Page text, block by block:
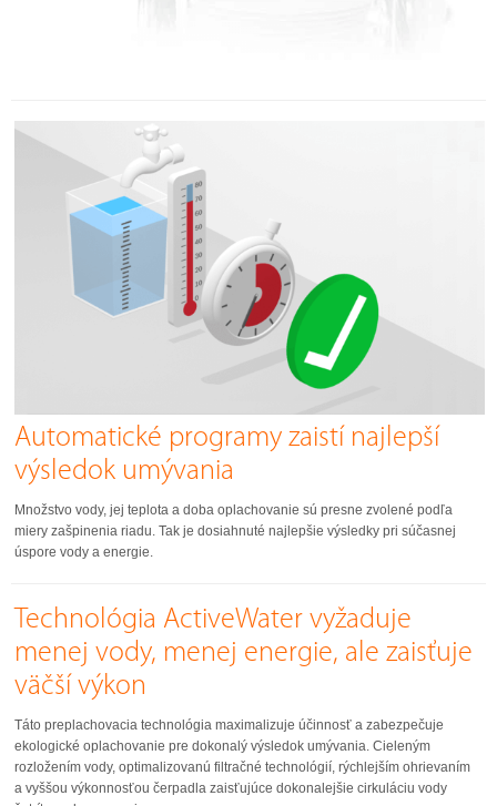
Automatické programy zaistí najlepší
výsledok umývania
Množstvo vody, jej teplota a doba oplachovanie sú presne zvolené podľa
miery zašpinenia riadu. Tak je dosiahnuté najlepšie výsledky pri súčasnej
úspore vody a energie.
Technológia ActiveWater vyžaduje
menej vody, menej energie, ale zaisťuje
väčší výkon
Táto preplachovacia technológia maximalizuje účinnosť a zabezpečuje
ekologické oplachovanie pre dokonalý výsledok umývania. Cieleným
rozložením vody, optimalizovanú filtračné technológií, rýchlejším ohrievaním
a vyššou výkonnosťou čerpadla zaisťujúce dokonalejšie cirkuláciu vody